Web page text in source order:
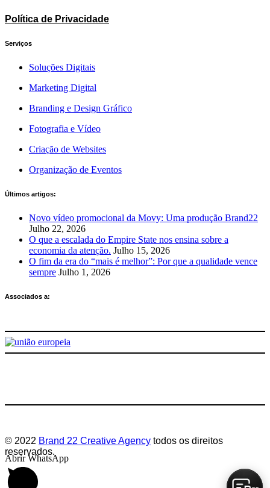
Política de Privacidade
Serviços
Soluções Digitais
Marketing Digital
Branding e Design Gráfico
Fotografia e Vídeo
Criação de Websites
Organização de Eventos
Últimos artigos:
Novo vídeo promocional da Movy: Uma produção Brand22
Julho 22, 2026
O que a escalada do Empire State nos ensina sobre a
economia da atenção. Julho 15, 2026
O fim da era do “mais é melhor”: Por que a qualidade vence
sempre Julho 1, 2026
Associados a:
© 2022 Brand 22 Creative Agency todos os direitos
reservados.
Abrir WhatsApp